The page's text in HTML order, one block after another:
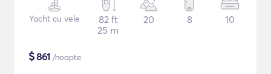
Yacht cu vele
82 ft
25 m
20 8 10
$861 /noapte